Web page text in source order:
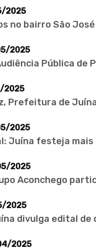
2025
no bairro São
2025
Pública de
2025
Prefeitura de
2025
Juína festeja
2025
Aconchego
2025
divulga edital de
2025